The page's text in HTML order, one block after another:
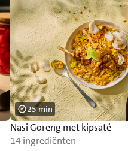
Nasi Goreng met kipsaté
14 ingrediënten
25 min